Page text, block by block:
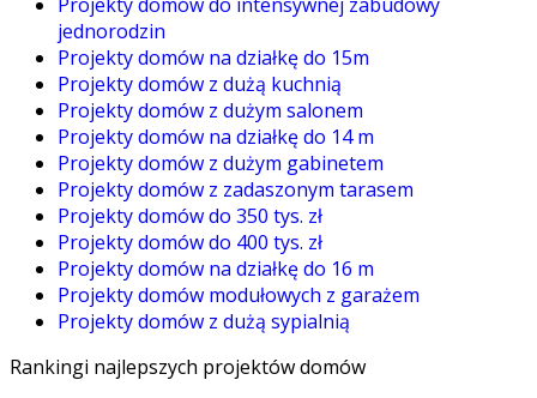
jednorodzin
Projekty domów na działkę do 15m
Projekty domów z dużą kuchnią
Projekty domów z dużym salonem
Projekty domów na działkę do 14 m
Projekty domów z dużym gabinetem
Projekty domów z zadaszonym tarasem
Projekty domów do 350 tys. zł
Projekty domów do 400 tys. zł
Projekty domów na działkę do 16 m
Projekty domów modułowych z garażem
Projekty domów z dużą sypialnią
Rankingi najlepszych projektów domów